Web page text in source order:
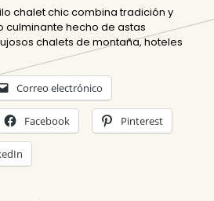
chalet chic combina tradición y
culminante hecho de astas
chalets de montaña, hoteles
Correo electrónico
Facebook Pinterest